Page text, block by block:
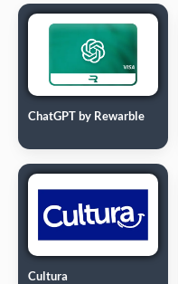
ChatGPT by Rewarble
Cultura